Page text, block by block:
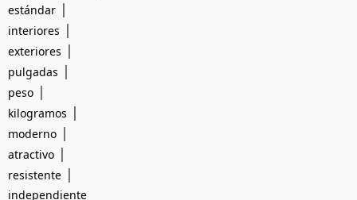
estándar |
interiores |
exteriores |
pulgadas |
peso |
kilogramos |
moderno |
atractivo |
resistente |
independiente